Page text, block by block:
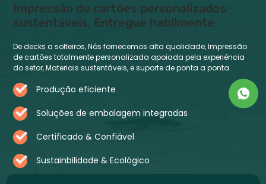
Impressão de cartões personalizados
sustentáveis, Entregue habilmente
De decks a solteiros, Nós fornecemos alta qualidade, Impressão
de cartões totalmente personalizada apoiada pela experiência
do setor, Materiais sustentáveis, e suporte de ponta a ponta.
Produção eficiente
Soluções de embalagem integradas
Certificado & Confiável
Sustainbilidade & Ecológico